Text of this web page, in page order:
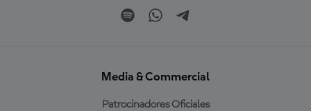
Media & Commercial
Patrocinadores Oficiales